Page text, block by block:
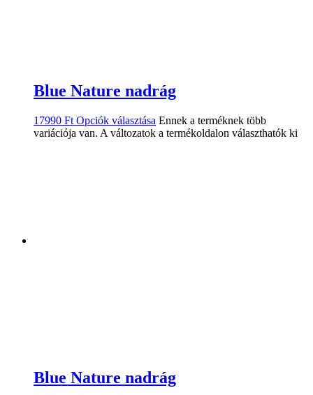
Blue Nature nadrág
17990 Ft Opciók választása Ennek a terméknek több
variációja van. A változatok a termékoldalon választhatók ki
Blue Nature nadrág